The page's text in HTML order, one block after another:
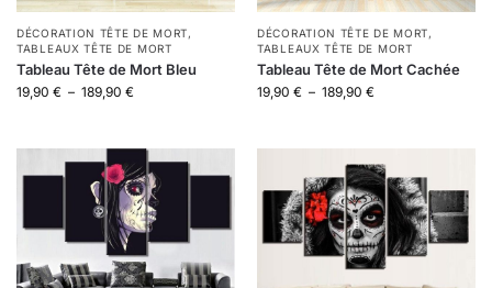
DÉCORATION TÊTE DE MORT,
TABLEAUX TÊTE DE MORT
Tableau Tête de Mort Bleu
19,90 € – 189,90 €
DÉCORATION TÊTE DE MORT,
TABLEAUX TÊTE DE MORT
Tableau Tête de Mort Cachée
19,90 € – 189,90 €